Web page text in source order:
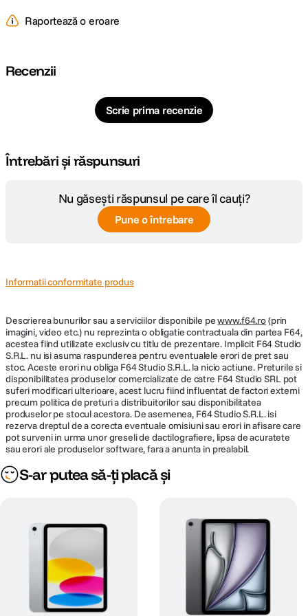
Engine, este de aproape doua ori mai rapid decat modelul cu cip M1.
Arhitectura GPU imbunatatita asigura grafica exceptionala, fie ca lucrezi,
impresionanta, pentru autonomie pe intreaga zi.
Cipul M3 proiectat de Apple dispune de un procesor cu 8 nuclee
– 4
pentru performanta si 4 pentru eficienta – optimizat pentru orice flux de
lucru si sarcini creative. GPU-ul cu 9 nuclee asigura performante grafice
cu pana la 40% mai rapide fata de iPad Air cu cip M1, introducand Dynamic
Caching, ray tracing si mesh shading accelerate hardware, pentru imagini,
videoclipuri si grafica de o claritate uimitoare.
Raportează o eroare
Recenzii
Scrie prima recenzie
Întrebări și răspunsuri
Nu găsești răspunsul pe care îl cauți?
Pune o întrebare
Informatii conformitate produs
Descrierea bunurilor sau a serviciilor disponibile pewww.f64.ro(prin
imagini, video etc.) nu reprezinta o obligatie contractuala din partea F64,
acestea fiind utilizate exclusiv cu titlu de prezentare. Implicit F64 Studio
S.R.L. nu isi asuma raspunderea pentru eventualele erori de pret sau
stoc. Aceste erori nu obliga F64 Studio S.R.L. la nicio actiune. Preturile si
disponibilitatea produselor comercializate de catre F64 Studio SRL pot
suferi modificari ulterioare, acest lucru fiind influentat de factori externi
precum politica de preturi a distribuitorilor sau disponibilitatea
produselor pe stocul acestora. De asemenea, F64 Studio S.R.L. isi
rezerva dreptul de a corecta eventuale omisiuni sau erori in afisare care
pot surveni in urma unor greseli de dactilografiere, lipsa de acuratete
sau erori ale produselor software, fara a anunta in prealabil.
S-ar putea să-ți placă și